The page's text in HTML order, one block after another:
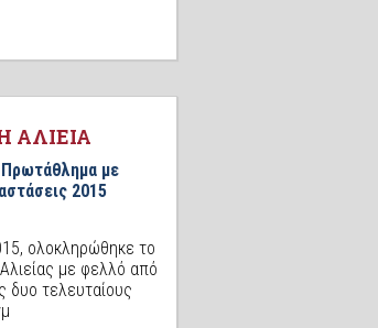
ΑΛΙΕΙΑ
Πρωτάθλημα με
2015
ολοκληρώθηκε το
με φελλό από
δυο τελευταίους